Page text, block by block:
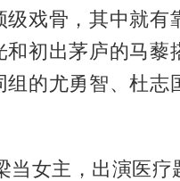
戏骨，其中就有
初出茅庐的马藜
的尤勇智、杜志
当女主，出演医